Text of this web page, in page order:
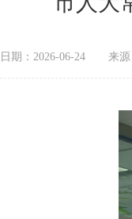
日期：2026-06-24 来